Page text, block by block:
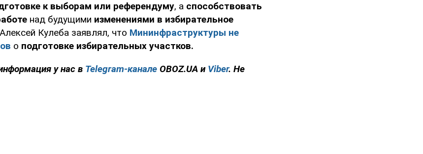
к выборам или референдуму, а способствовать
над будущими изменениями в избирательное
Кулеба заявлял, что Мининфраструктуры не
о подготовке избирательных участков.
у нас в Telegram-канале OBOZ.UA и Viber. Не